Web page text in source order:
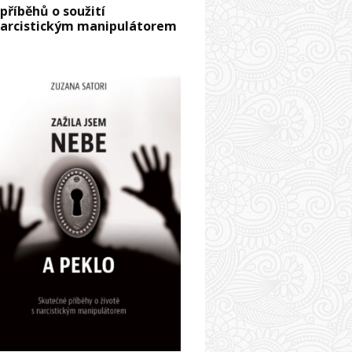
o soužití
manipulátorem